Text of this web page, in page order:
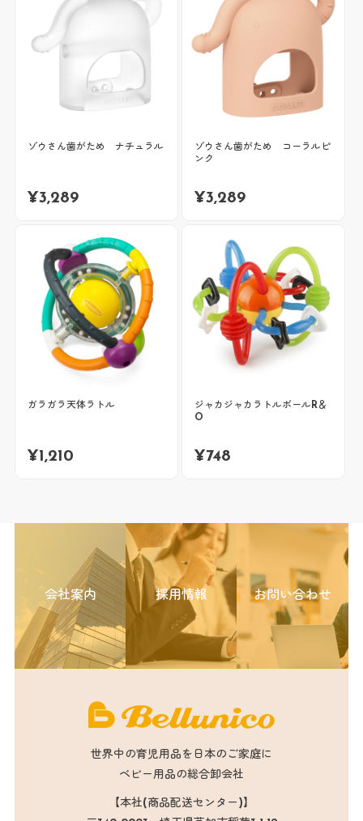
ゾウさん歯がため ナチュラル
¥3,289
ゾウさん歯がため コーラルピ
ンク
¥3,289
ガラガラ天体ラトル
¥1,210
ジャカジャカラトルボールR＆
O
¥748
会社案内 採用情報 お問い合わせ
世界中の育児用品を日本のご家庭に
ベビー用品の総合卸会社
【本社(商品配送センター)】